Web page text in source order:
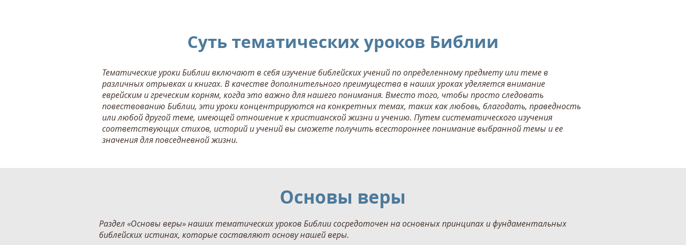
Суть тематических уроков Библии
Тематические уроки Библии включают в себя изучение библейских учений по определенному предмету или теме в
различных отрывках и книгах. В качестве дополнительного преимущества в наших уроках уделяется внимание
еврейским и греческим корням, когда это важно для нашего понимания. Вместо того, чтобы просто следовать
повествованию Библии, эти уроки концентрируются на конкретных темах, таких как любовь, благодать, праведность
или любой другой теме, имеющей отношение к христианской жизни и учению. Путем систематического изучения
соответствующих стихов, историй и учений вы сможете получить всестороннее понимание выбранной темы и ее
значения для повседневной жизни.
Основы веры
Раздел «Основы веры» наших тематических уроков Библии сосредоточен на основных принципах и фундаментальных
библейских истинах, которые составляют основу нашей веры.